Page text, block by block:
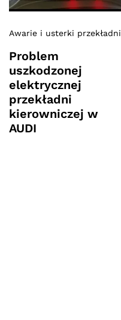
Awarie i usterki przekładni
Problem
uszkodzonej
elektrycznej
przekładni
kierowniczej w
AUDI